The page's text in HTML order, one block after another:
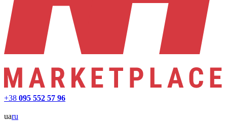
+38 095 552 57 96
uaru